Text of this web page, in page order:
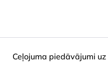
Ceļojuma piedāvājumi uz